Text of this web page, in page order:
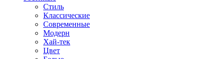
Стиль
Классические
Современные
Модерн
Хай-тек
Цвет